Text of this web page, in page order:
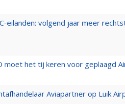
eilanden: volgend jaar meer
moet het tij keren voor geplaagd
Aviapartner op Luik